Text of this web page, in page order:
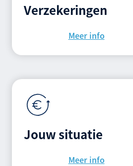
Verzekeringen
Meer info
Jouw situatie
Meer info